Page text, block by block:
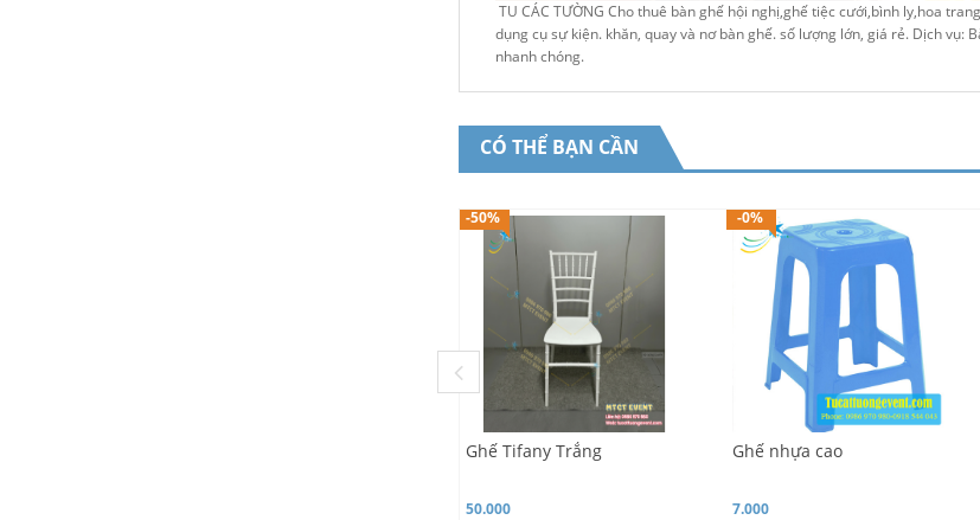
TU CÁC TƯỜNG Cho thuê bàn ghế hội nghị,ghế tiệc cưới,bình ly,hoa
dụng cụ sự kiện. khăn, quay và nơ bàn ghế. số lượng lớn, giá rẻ. Dịch vụ:
nhanh chóng.
CÓ THỂ BẠN CẦN
-50%
Ghế Tifany Trắng
50.000
-0%
Ghế nhựa cao
7.000